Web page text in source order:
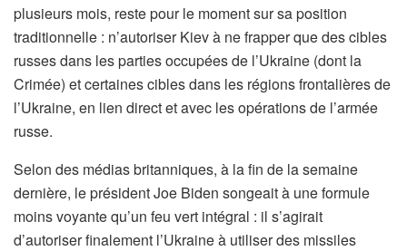
plusieurs mois, reste pour le moment sur sa position
traditionnelle : n’autoriser Kiev à ne frapper que des cibles
russes dans les parties occupées de l’Ukraine (dont la
Crimée) et certaines cibles dans les régions frontalières de
l’Ukraine, en lien direct et avec les opérations de l’armée
russe.
Selon des médias britanniques, à la fin de la semaine
dernière, le président Joe Biden songeait à une formule
moins voyante qu’un feu vert intégral : il s’agirait
d’autoriser finalement l’Ukraine à utiliser des missiles